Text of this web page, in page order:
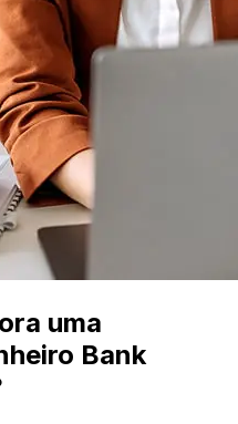
uma
Bank